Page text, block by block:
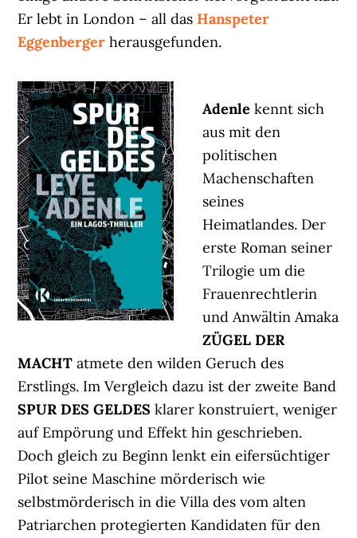
Er lebt in London – all das Hanspeter
Eggenberger herausgefunden.
Adenlekennt sich
aus mit den
politischen
Machenschaften
seines
Heimatlandes. Der
erste Roman seiner
Trilogie um die
Frauenrechtlerin
und Anwältin Amaka
ZÜGEL DER
MACHTatmete den wilden Geruch des
Erstlings. Im Vergleich dazu ist der zweite Band
SPUR DES GELDESklarer konstruiert, weniger
auf Empörung und Effekt hin geschrieben.
Doch gleich zu Beginn lenkt ein eifersüchtiger
Pilot seine Maschine mörderisch wie
selbstmörderisch in die Villa des vom alten
Patriarchen protegierten Kandidaten für den